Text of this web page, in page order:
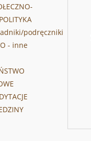
podręczniki
- inne